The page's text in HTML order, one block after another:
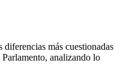
más cuestionadas
analizando lo